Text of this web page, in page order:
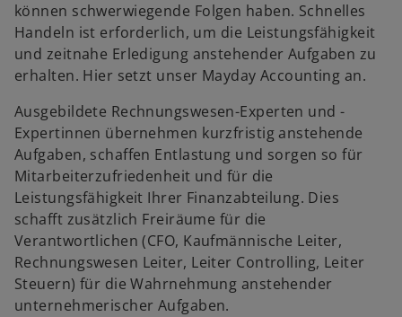
können schwerwiegende Folgen haben. Schnelles
Handeln ist erforderlich, um die Leistungsfähigkeit
und zeitnahe Erledigung anstehender Aufgaben zu
erhalten. Hier setzt unser Mayday Accounting an.
Ausgebildete Rechnungswesen-Experten und -
Expertinnen übernehmen kurzfristig anstehende
Aufgaben, schaffen Entlastung und sorgen so für
Mitarbeiterzufriedenheit und für die
Leistungsfähigkeit Ihrer Finanzabteilung. Dies
schafft zusätzlich Freiräume für die
Verantwortlichen (CFO, Kaufmännische Leiter,
Rechnungswesen Leiter, Leiter Controlling, Leiter
Steuern) für die Wahrnehmung anstehender
unternehmerischer Aufgaben.